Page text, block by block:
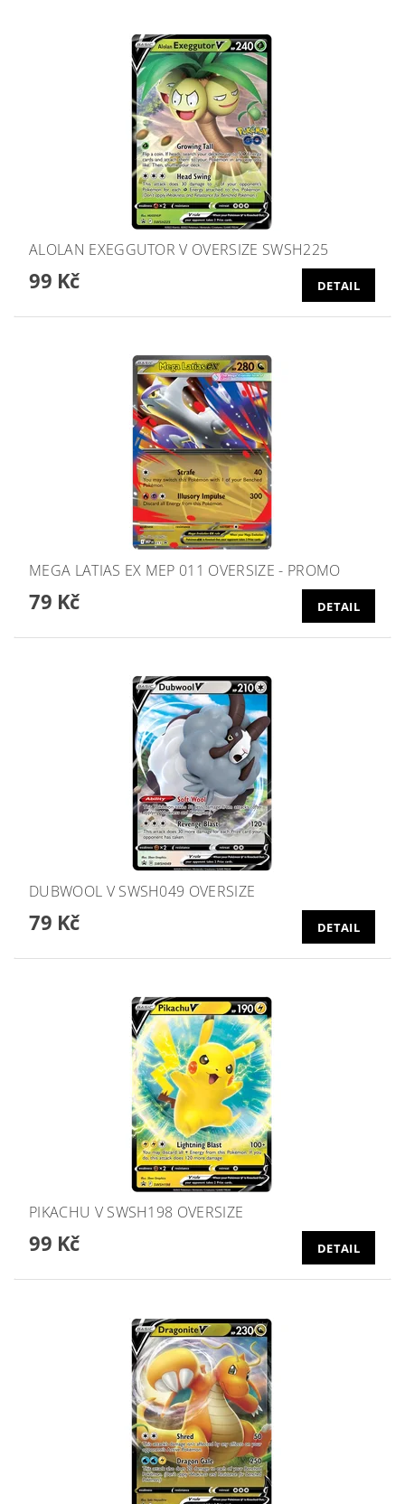
ALOLAN EXEGGUTOR V OVERSIZE SWSH225
99 Kč DETAIL
MEGA LATIAS EX MEP 011 OVERSIZE - PROMO
79 Kč DETAIL
DUBWOOL V SWSH049 OVERSIZE
79 Kč DETAIL
PIKACHU V SWSH198 OVERSIZE
99 Kč DETAIL